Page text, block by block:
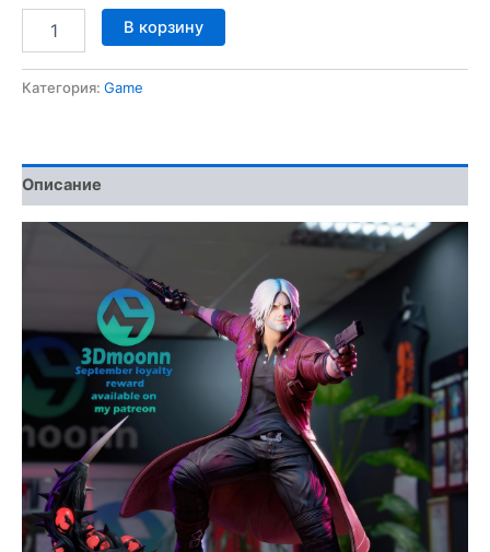
Количество
товара
3D
В корзину
Категория: Game
Описание